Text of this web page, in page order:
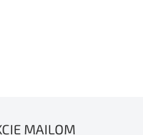
MAILOM